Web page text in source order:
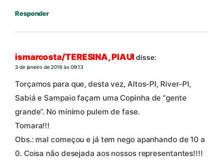
Responder
ismarcosta/TERESINA, PIAUIdisse:
3 de janeiro de 2016 às 09:13
Torçamos para que, desta vez, Altos-PI, River-PI,
Sabiá e Sampaio façam uma Copinha de “gente
grande”. No mínimo pulem de fase.
Tomara!!!
Obs.: mal começou e já tem nego apanhando de 10 a
0. Coisa não desejada aos nossos representantes!!!!